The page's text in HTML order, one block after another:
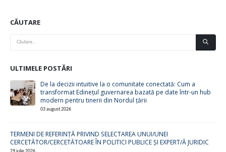
CĂUTARE
ULTIMELE POSTĂRI
De la decizii intuitive la o comunitate conectată: Cum a
transformat Edinețul guvernarea bazată pe date într-un hub
modern pentru tinerii din Nordul țării
03 august 2026
TERMENI DE REFERINȚĂ PRIVIND SELECTAREA UNUI/UNEI
CERCETĂTOR/CERCETĂTOARE ÎN POLITICI PUBLICE ȘI EXPERT/Ă JURIDIC